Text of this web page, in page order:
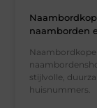
naamborden
stijlvolle,
huisnummers.